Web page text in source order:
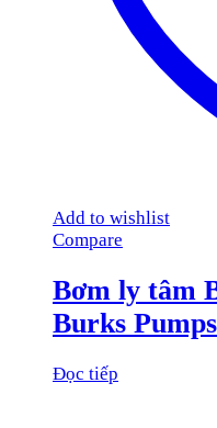
Add to wishlist
Compare
Bơm ly tâm
Burks
Đọc tiếp